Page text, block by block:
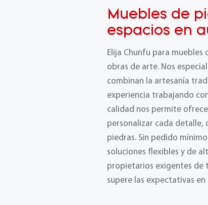
Muebles de
espacios en
Elija Chunfu para
obras de arte. Nos
combinan la artesanía
experiencia trabajando
calidad nos permite
personalizar cada detalle,
piedras. Sin pedido
soluciones flexibles y de
propietarios exigentes de
supere las expectativas